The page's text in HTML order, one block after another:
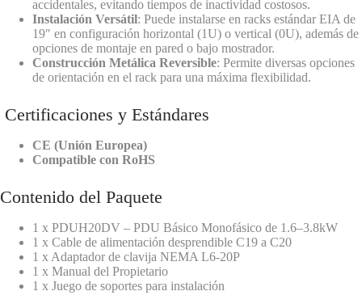
accidentales, evitando tiempos de inactividad costosos.
Instalación Versátil: Puede instalarse en racks estándar EIA de
19″ en configuración horizontal (1U) o vertical (0U), además de
opciones de montaje en pared o bajo mostrador.
Construcción Metálica Reversible: Permite diversas opciones
de orientación en el rack para una máxima flexibilidad.
Certificaciones y Estándares
CE (Unión Europea)
Compatible con RoHS
Contenido del Paquete
1 x PDUH20DV – PDU Básico Monofásico de 1.6–3.8kW
1 x Cable de alimentación desprendible C19 a C20
1 x Adaptador de clavija NEMA L6-20P
1 x Manual del Propietario
1 x Juego de soportes para instalación